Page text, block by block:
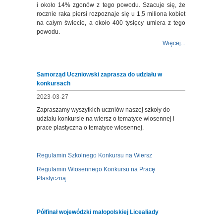
i około 14% zgonów z tego powodu. Szacuje się, że
rocznie raka piersi rozpoznaje się u 1,5 miliona kobiet
na całym świecie, a około 400 tysięcy umiera z tego
powodu.
Więcej...
Samorząd Uczniowski zaprasza do udziału w
konkursach
2023-03-27
Zapraszamy wyszytkich uczniów naszej szkoły do
udziału konkursie na wiersz o tematyce wiosennej i
prace plastyczna o tematyce wiosennej.
Regulamin Szkolnego Konkursu na Wiersz
Regulamin Wiosennego Konkursu na Pracę
Plastyczną
Półfinał wojewódzki małopolskiej Licealiady